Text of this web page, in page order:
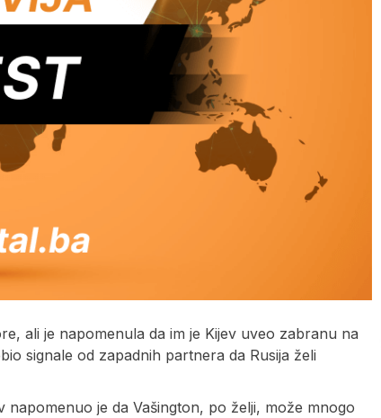
ali je napomenula da im je Kijev uveo zabranu na
signale od zapadnih partnera da Rusija želi
napomenuo je da Vašington, po želji, može mnogo